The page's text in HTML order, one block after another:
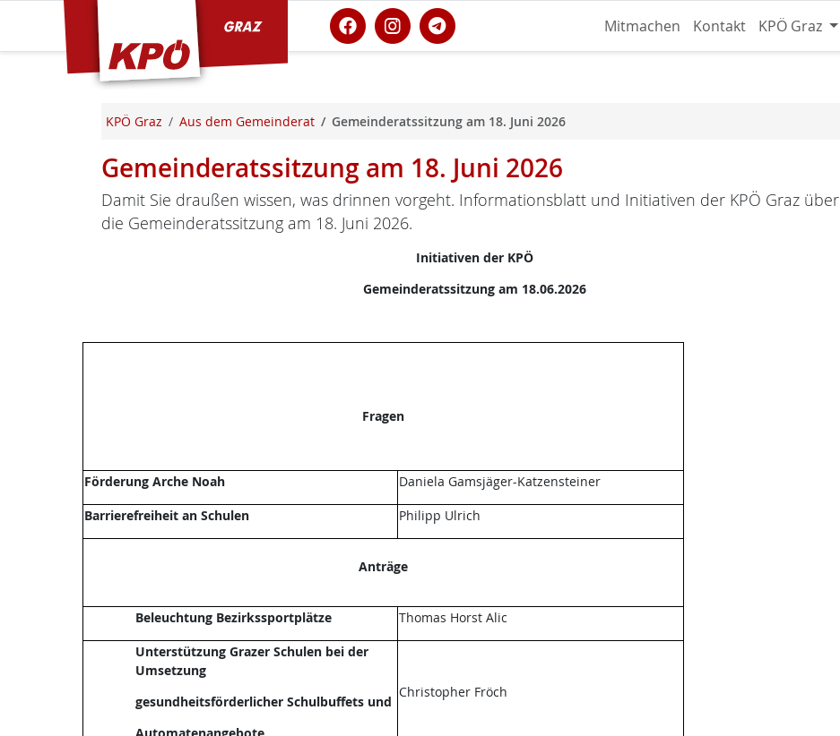
Mitmachen Kontakt KPÖ Graz
KPÖ Graz Aus dem Gemeinderat Gemeinderatssitzung am 18. Juni 2026
Gemeinderatssitzung am 18. Juni 2026
Damit Sie draußen wissen, was drinnen vorgeht. Informationsblatt und Initiativen der KPÖ Graz über
die Gemeinderatssitzung am 18. Juni 2026.
Initiativen der KPÖ
Gemeinderatssitzung am 18.06.2026
Fragen
Förderung Arche Noah
Daniela Gamsjäger-Katzensteiner
Barrierefreiheit an Schulen
Philipp Ulrich
Anträge
Beleuchtung Bezirkssportplätze
Thomas Horst Alic
Unterstützung Grazer Schulen bei der
Umsetzung
gesundheitsförderlicher Schulbuffets und
Christopher Fröch